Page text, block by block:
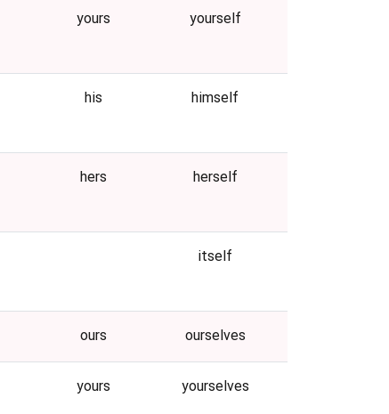
yours yourself
his himself
hers herself
itself
ours ourselves
yours yourselves